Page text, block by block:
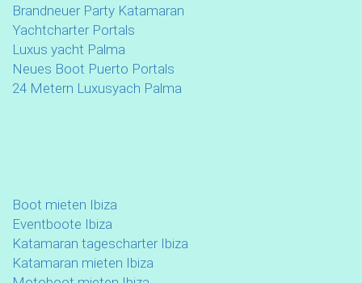
Brandneuer Party Katamaran
Yachtcharter Portals
Luxus yacht Palma
Neues Boot Puerto Portals
24 Metern Luxusyach Palma
Boot mieten Ibiza
Eventboote Ibiza
Katamaran tagescharter Ibiza
Katamaran mieten Ibiza